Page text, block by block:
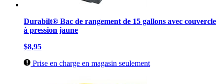
Durabilt® Bac de rangement de 15 gallons avec couvercle
à pression jaune
$8,95
Prise en charge en magasin seulement